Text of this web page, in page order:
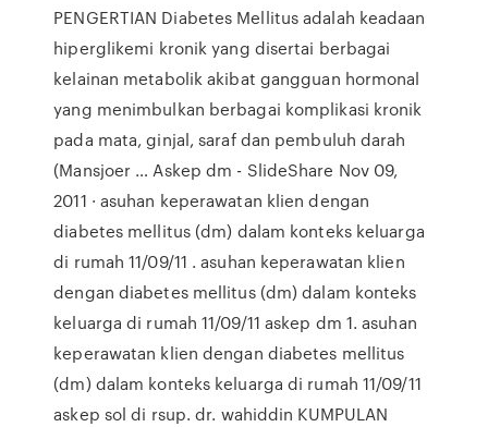
PENGERTIAN Diabetes Mellitus adalah keadaan
hiperglikemi kronik yang disertai berbagai
kelainan metabolik akibat gangguan hormonal
yang menimbulkan berbagai komplikasi kronik
pada mata, ginjal, saraf dan pembuluh darah
(Mansjoer … Askep dm - SlideShare Nov 09,
2011 · asuhan keperawatan klien dengan
diabetes mellitus (dm) dalam konteks keluarga
di rumah 11/09/11 . asuhan keperawatan klien
dengan diabetes mellitus (dm) dalam konteks
keluarga di rumah 11/09/11 askep dm 1. asuhan
keperawatan klien dengan diabetes mellitus
(dm) dalam konteks keluarga di rumah 11/09/11
askep sol di rsup. dr. wahiddin KUMPULAN